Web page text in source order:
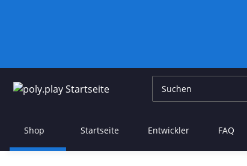
Shop Startseite Entwickler FAQ